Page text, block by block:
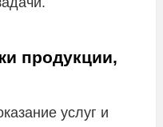
продукции,
услуг и